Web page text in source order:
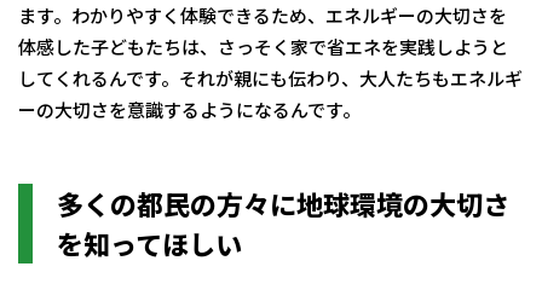
ます。わかりやすく体験できるため、エネルギーの大切さを
体感した子どもたちは、さっそく家で省エネを実践しようと
してくれるんです。それが親にも伝わり、大人たちもエネルギ
ーの大切さを意識するようになるんです。
多くの都民の方々に地球環境の大切さ
を知ってほしい